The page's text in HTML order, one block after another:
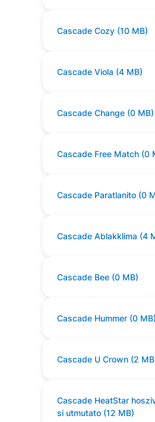
Cascade Cozy (10 MB)
Cascade Viola (4 MB)
Cascade Change (0 MB)
Cascade Free Match (0
Cascade Paratlanito (0
Cascade Ablakklima (4
Cascade Bee (0 MB)
Cascade Hummer (0 MB)
Cascade U Crown (2
Cascade HeatStar
si utmutato (12 MB)